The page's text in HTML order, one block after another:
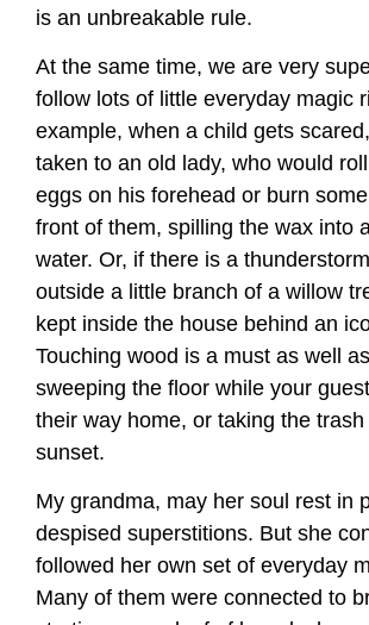
is an unbreakable rule.
At the same time, we are very
follow lots of little everyday magic
example, when a child gets
taken to an old lady, who would
eggs on his forehead or burn
front of them, spilling the wax into
water. Or, if there is a
outside a little branch of a willow
kept inside the house behind an
Touching wood is a must as well
sweeping the floor while your
their way home, or taking the
sunset.
My grandma, may her soul rest in
despised superstitions. But she
followed her own set of everyday
Many of them were connected to